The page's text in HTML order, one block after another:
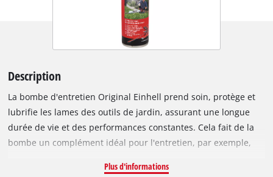
Description
La bombe d'entretien Original Einhell prend soin, protège et
lubrifie les lames des outils de jardin, assurant une longue
durée de vie et des performances constantes. Cela fait de la
bombe un complément idéal pour l'entretien, par exemple,
entretien régulier peut maintenir les lames coupées au laser
Plus d'informations